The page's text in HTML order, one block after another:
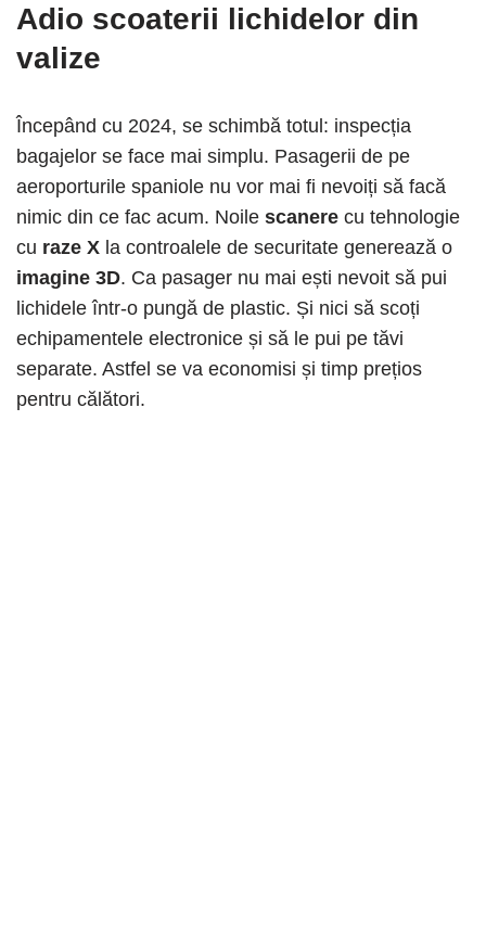
Adio scoaterii lichidelor din
valize
Începând cu 2024, se schimbă totul: inspecția
bagajelor se face mai simplu. Pasagerii de pe
aeroporturile spaniole nu vor mai fi nevoiți să facă
nimic din ce fac acum. Noile scanere cu tehnologie
cu raze X la controalele de securitate generează o
imagine 3D. Ca pasager nu mai ești nevoit să pui
lichidele într-o pungă de plastic. Și nici să scoți
echipamentele electronice și să le pui pe tăvi
separate. Astfel se va economisi și timp prețios
pentru călători.